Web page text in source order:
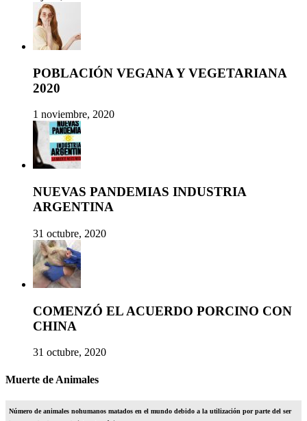
POBLACIÓN VEGANA Y VEGETARIANA
2020
1 noviembre, 2020
NUEVAS PANDEMIAS INDUSTRIA
ARGENTINA
31 octubre, 2020
COMENZÓ EL ACUERDO PORCINO CON
CHINA
31 octubre, 2020
Muerte de Animales
Número de animales nohumanos matados en el mundo debido a la utilización por parte del ser